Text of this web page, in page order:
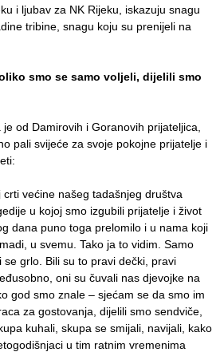
i ljubav za NK Rijeku, iskazuju snagu
tribine, snagu koju su prenijeli na
smo se samo voljeli, dijelili smo
od Damirovih i Goranovih prijateljica,
pali svijeće za svoje pokojne prijatelje i
većine našeg tadašnjeg društva
u kojoj smo izgubili prijatelje i život
dana puno toga prelomilo i u nama koji
u svemu. Tako ja to vidim. Samo
grlo. Bili su to pravi dečki, pravi
oni su čuvali nas djevojke na
god smo znale – sjećam se da smo im
za gostovanja, dijelili smo sendviče,
kuhali, skupa se smijali, navijali, kako
u tim ratnim vremenima